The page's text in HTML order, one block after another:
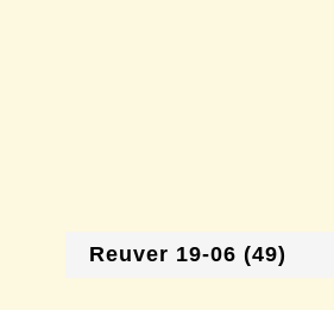
Reuver 19-06 (49)